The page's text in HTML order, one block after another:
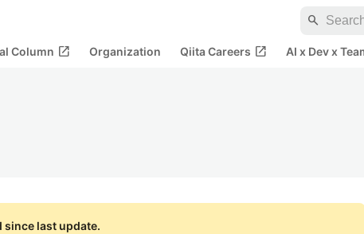
search
Column open_in_new Organization Qiita Careers open_in_new AI x Dev x
since last update.